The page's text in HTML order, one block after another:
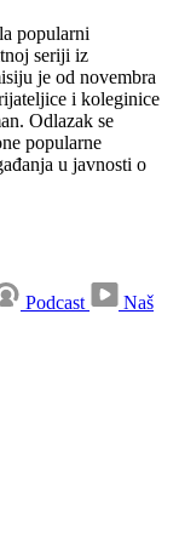
popularni
seriji iz
je od novembra
i koleginice
Odlazak se
popularne
u javnosti o
Podcast
Naš